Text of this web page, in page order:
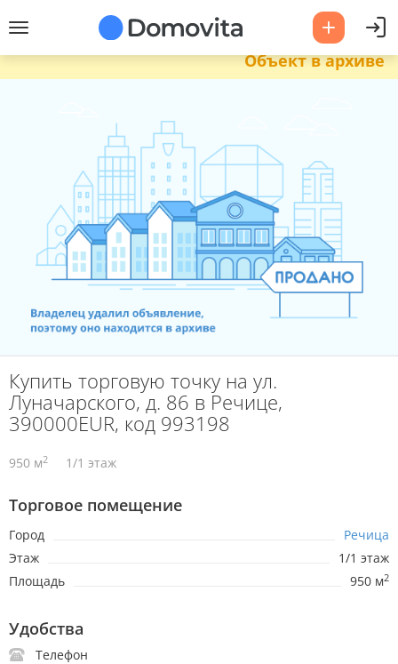
Объект в архиве
Купить торговую точку на ул.
Луначарского, д. 86 в Речице,
390000EUR, код 993198
950 м2 1/1 этаж
Торговое помещение
Город
Речица
Этаж
1/1 этаж
Площадь
950 м2
Удобства
Телефон